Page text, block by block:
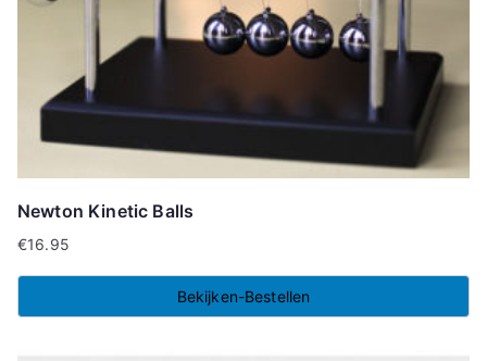
Newton Kinetic Balls
€16.95
Bekijken-Bestellen